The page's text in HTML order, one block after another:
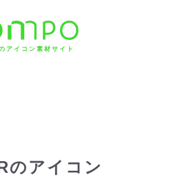
アイコン素材サイト
のアイコン